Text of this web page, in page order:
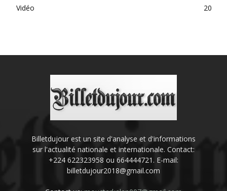
Vidéo
20
Billetdujour est un site d'analyse et d'informations
sur l'actualité nationale et internationale. Contact:
+224 622323958 ou 664444721. E-mail:
billetdujour2018@gmail.com